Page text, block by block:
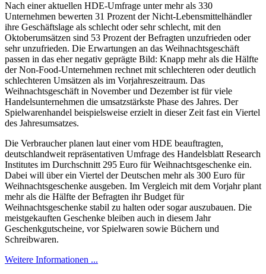
Nach einer aktuellen HDE-Umfrage unter mehr als 330
Unternehmen bewerten 31 Prozent der Nicht-Lebensmittelhändler
ihre Geschäftslage als schlecht oder sehr schlecht, mit den
Oktoberumsätzen sind 53 Prozent der Befragten unzufrieden oder
sehr unzufrieden. Die Erwartungen an das Weihnachtsgeschäft
passen in das eher negativ geprägte Bild: Knapp mehr als die Hälfte
der Non-Food-Unternehmen rechnet mit schlechteren oder deutlich
schlechteren Umsätzen als im Vorjahreszeitraum. Das
Weihnachtsgeschäft in November und Dezember ist für viele
Handelsunternehmen die umsatzstärkste Phase des Jahres. Der
Spielwarenhandel beispielsweise erzielt in dieser Zeit fast ein Viertel
des Jahresumsatzes.
Die Verbraucher planen laut einer vom HDE beauftragten,
deutschlandweit repräsentativen Umfrage des Handelsblatt Research
Institutes im Durchschnitt 295 Euro für Weihnachtsgeschenke ein.
Dabei will über ein Viertel der Deutschen mehr als 300 Euro für
Weihnachtsgeschenke ausgeben. Im Vergleich mit dem Vorjahr plant
mehr als die Hälfte der Befragten ihr Budget für
Weihnachtsgeschenke stabil zu halten oder sogar auszubauen. Die
meistgekauften Geschenke bleiben auch in diesem Jahr
Geschenkgutscheine, vor Spielwaren sowie Büchern und
Schreibwaren.
Weitere Informationen ...